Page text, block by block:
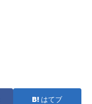
はてブ